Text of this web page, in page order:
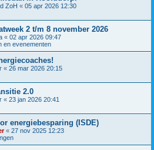
ZoH « 05 apr 2026 12:30
2 t/m 8 november 2026
« 02 apr 2026 09:47
en evenementen
« 26 mar 2026 20:15
2.0
« 23 jan 2026 20:41
energiebesparing (ISDE)
« 27 nov 2025 12:23